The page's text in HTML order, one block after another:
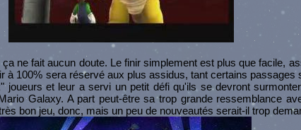
ne fait aucun doute. Le finir simplement est plus que facile,
à 100% sera réservé aux plus assidus, tant certains passages
joueurs et leur a servi un petit défi qu'ils se devront
Galaxy. A part peut-être sa trop grande ressemblance
bon jeu, donc, mais un peu de nouveautés serait-il trop